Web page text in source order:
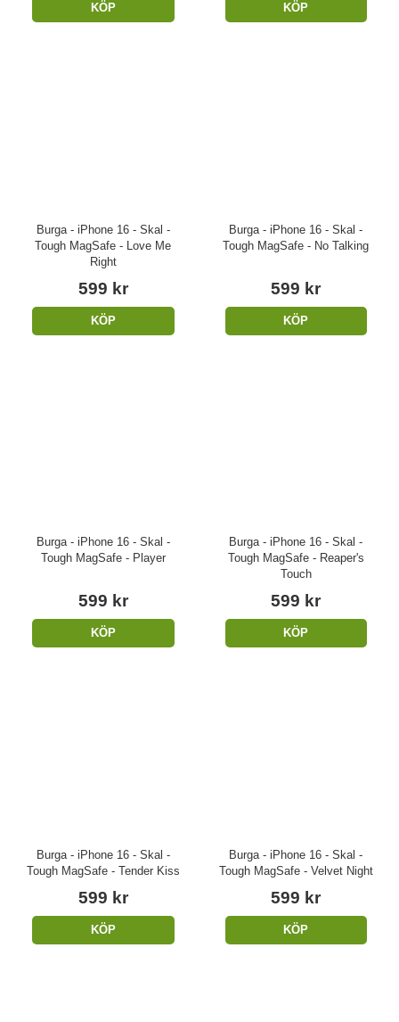
KÖP KÖP
Burga - iPhone 16 - Skal -
Tough MagSafe - Love Me
Right
599 kr
KÖP
Burga - iPhone 16 - Skal -
Tough MagSafe - No Talking
599 kr
KÖP
Burga - iPhone 16 - Skal -
Tough MagSafe - Player
599 kr
KÖP
Burga - iPhone 16 - Skal -
Tough MagSafe - Reaper's
Touch
599 kr
KÖP
Burga - iPhone 16 - Skal -
Tough MagSafe - Tender Kiss
599 kr
KÖP
Burga - iPhone 16 - Skal -
Tough MagSafe - Velvet Night
599 kr
KÖP